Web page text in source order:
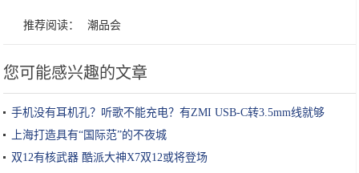
推荐阅读： 潮品会
您可能感兴趣的文章
手机没有耳机孔？听歌不能充电？有ZMI USB-C转3.5mm线就够
上海打造具有“国际范”的不夜城
双12有核武器 酷派大神X7双12或将登场